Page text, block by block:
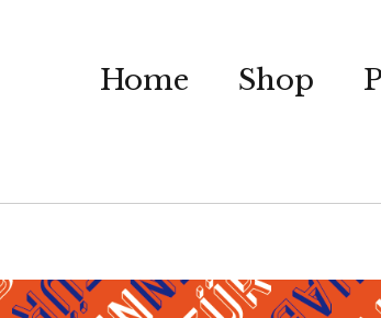
Home Shop